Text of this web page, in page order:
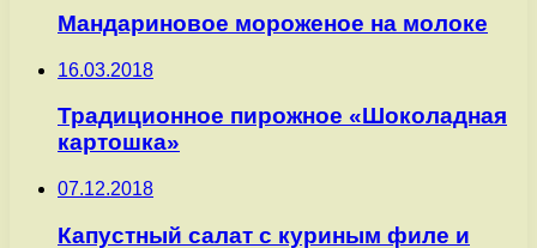
Мандариновое мороженое на молоке
16.03.2018
Традиционное пирожное «Шоколадная
картошка»
07.12.2018
Капустный салат с куриным филе и